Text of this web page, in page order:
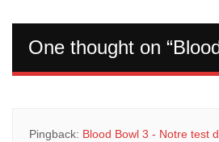
One thought on “
Pingback: Blood Bowl 3 - Notre test